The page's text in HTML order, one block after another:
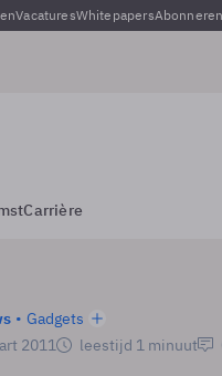
VacaturesWhitepapers
Carrière
Gadgets
2011
leestijd 1 minuut